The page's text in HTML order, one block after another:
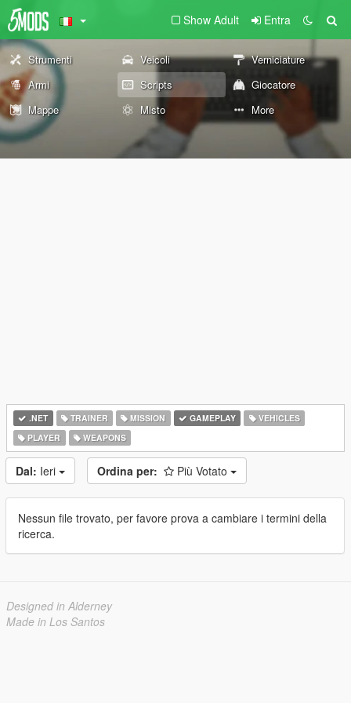
Show Adult Entra
Strumenti Veicoli
Verniciature
Armi
Scripts
Giocatore
Mappe
Misto More
.NET TRAINER MISSION GAMEPLAY
VEHICLES
PLAYER
WEAPONS
Dal: Ieri Ordina per: Più Votato
Nessun file trovato, per favore prova a cambiare i termini della
ricerca.
Designed in Alderney
Made in Los Santos